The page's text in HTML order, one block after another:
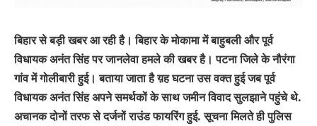
बिहार से बड़ी खबर आ रही है। बिहार के मोकामा में बाहुबली और पूर्व
विधायक अनंत सिंह पर जानलेवा हमले की खबर है। पटना जिले के नौरंगा
गांव में गोलीबारी हुई। बताया जाता है य़ह घटना उस वक्त हुई जब पूर्व
विधायक अनंत सिंह अपने समर्थकों के साथ जमीन विवाद सुलझाने पहुंचे थे.
अचानक दोनों तरफ से दर्जनों राउंड फायरिंग हुई. सूचना मिलते ही पुलिस